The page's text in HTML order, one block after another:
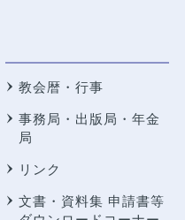
教会暦・行事
事務局・出版局・年金
局
リンク
文書・資料集 申請書等